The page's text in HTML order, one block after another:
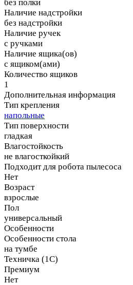
без полки
Наличие надстройки
без надстройки
Наличие ручек
с ручками
Наличие ящика(ов)
с ящиком(ами)
Количество ящиков
1
Дополнительная информация
Тип крепления
напольные
Тип поверхности
гладкая
Влагостойкость
не влагосткойкий
Подходит для робота пылесоса
Нет
Возраст
взрослые
Пол
универсальный
Особенности
Особенности стола
на тумбе
Техничка (1С)
Премиум
Нет